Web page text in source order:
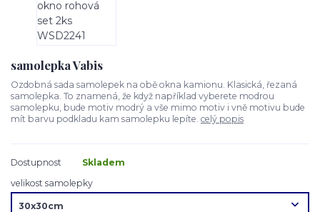
samolepka Vabis
Ozdobná sada samolepek na obě okna kamionu. Klasická, řezaná
samolepka. To znamená, že když například vyberete modrou
samolepku, bude motiv modrý a vše mimo motiv i vně motivu bude
mít barvu podkladu kam samolepku lepíte. celý popis
Dostupnost
Skladem
velikost samolepky